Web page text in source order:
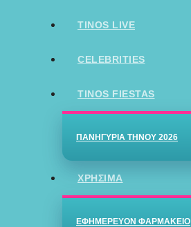
TINOS LIVE
CELEBRITIES
TINOS FIESTAS
ΠΑΝΗΓΎΡΙΑ ΤΉΝΟΥ 2026
ΧΡΉΣΙΜΑ
ΕΦΗΜΕΡΕΎΟΝ ΦΑΡΜΑΚΕΊΟ